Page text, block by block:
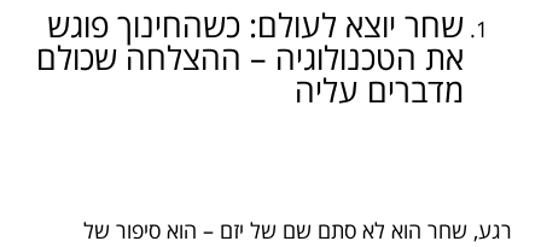
שחר יוצא לעולם: כשהחינוך פוגש
את הטכנולוגיה – ההצלחה שכולם
מדברים עליה
רגע, שחר הוא לא סתם שם של יזם – הוא סיפור של